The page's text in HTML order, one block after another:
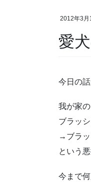
2012年3月
愛
今日の
我が家
ブラッ
→ブラ
という
今まで